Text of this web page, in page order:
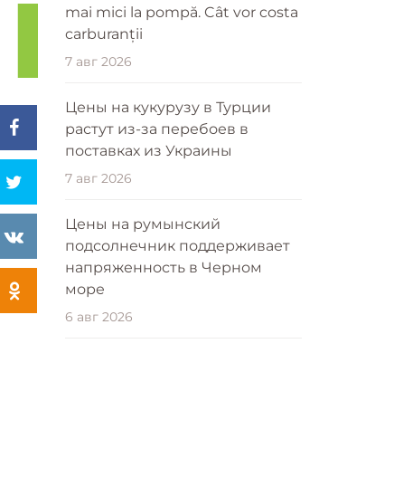
mai mici la pompă. Cât vor costa
carburanții
7 авг 2026
Цены на кукурузу в Турции
растут из-за перебоев в
поставках из Украины
7 авг 2026
Цены на румынский
подсолнечник поддерживает
напряженность в Черном
море
6 авг 2026